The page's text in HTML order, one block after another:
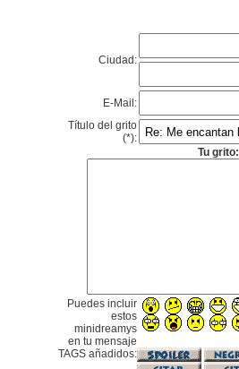
Ciudad:
E-Mail:
Título del grito
(*):
Tu grito:
Puedes incluir
estos
minidreamys
en tu mensaje
TAGS añadidos: